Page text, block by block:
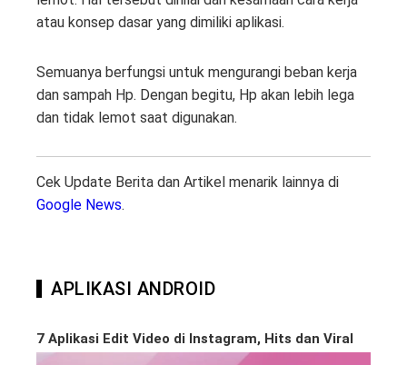
atau konsep dasar yang dimiliki aplikasi.
Semuanya berfungsi untuk mengurangi beban kerja
dan sampah Hp. Dengan begitu, Hp akan lebih lega
dan tidak lemot saat digunakan.
Cek Update Berita dan Artikel menarik lainnya di
Google News.
APLIKASI ANDROID
7 Aplikasi Edit Video di Instagram, Hits dan Viral